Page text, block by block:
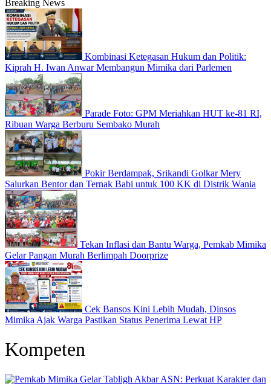
Breaking News
Kombinasi Ketegasan Hukum dan Politik:
Kiprah H. Iwan Anwar Membangun Mimika dari Parlemen
Parade Foto: GPM Meriahkan HUT ke-81 RI,
Ribuan Warga Berburu Sembako Murah
Pokir Berdampak, Srikandi Golkar Mery
Salurkan Bentor dan Ternak Babi untuk 100 KK di Distrik Wania
Tekan Inflasi dan Bantu Warga, Pemkab Mimika
Gelar Pangan Murah Berlimpah Doorprize
Cek Bansos Kini Lebih Mudah, Dinsos
Mimika Ajak Warga Pastikan Status Penerima Lewat HP
Kompeten